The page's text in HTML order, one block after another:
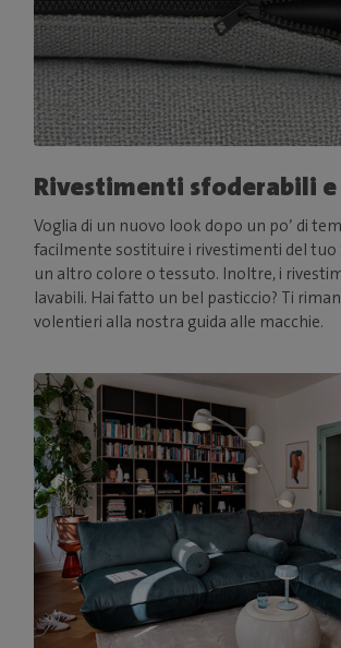
Rivestimenti sfoderabili
Voglia di un nuovo look dopo un po’ di
facilmente sostituire i rivestimenti del tuo
un altro colore o tessuto. Inoltre, i
lavabili. Hai fatto un bel pasticcio? Ti
volentieri alla nostra guida alle macchie.